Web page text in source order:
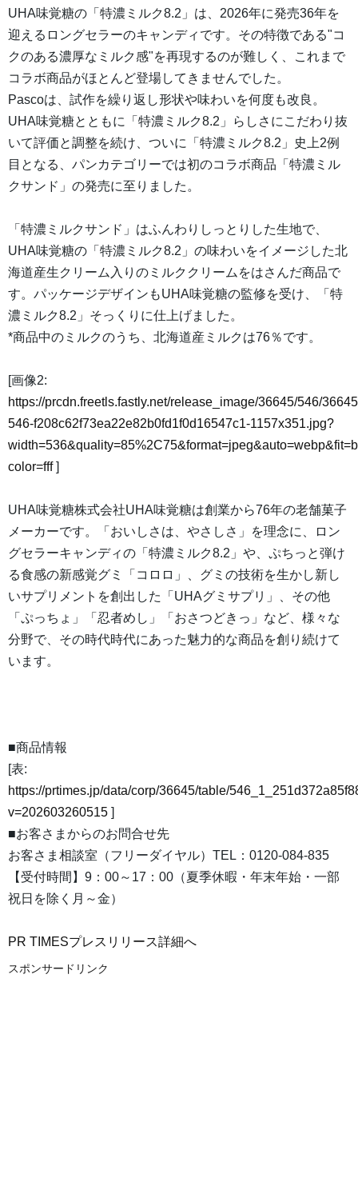
UHA味覚糖の「特濃ミルク8.2」は、2026年に発売36年を
迎えるロングセラーのキャンディです。その特徴である"コ
クのある濃厚なミルク感"を再現するのが難しく、これまで
コラボ商品がほとんど登場してきませんでした。
Pascoは、試作を繰り返し形状や味わいを何度も改良。
UHA味覚糖とともに「特濃ミルク8.2」らしさにこだわり抜
いて評価と調整を続け、ついに「特濃ミルク8.2」史上2例
目となる、パンカテゴリーでは初のコラボ商品「特濃ミル
クサンド」の発売に至りました。
「特濃ミルクサンド」はふんわりしっとりした生地で、
UHA味覚糖の「特濃ミルク8.2」の味わいをイメージした北
海道産生クリーム入りのミルククリームをはさんだ商品で
す。パッケージデザインもUHA味覚糖の監修を受け、「特
濃ミルク8.2」そっくりに仕上げました。
*商品中のミルクのうち、北海道産ミルクは76％です。
[画像2:
https://prcdn.freetls.fastly.net/release_image/36645/546/
546-f208c62f73ea22e82b0fd1f0d16547c1-1157x351.jpg?
color=fff]
UHA味覚糖株式会社UHA味覚糖は創業から76年の老舗菓子
メーカーです。「おいしさは、やさしさ」を理念に、ロン
グセラーキャンディの「特濃ミルク8.2」や、ぷちっと弾け
る食感の新感覚グミ「コロロ」、グミの技術を生かし新し
いサプリメントを創出した「UHAグミサプリ」、その他
「ぷっちょ」「忍者めし」「おさつどきっ」など、様々な
分野で、その時代時代にあった魅力的な商品を創り続けて
います。
■商品情報
[表:
https://prtimes.jp/data/corp/36645/table/
v=202603260515 ]
■お客さまからのお問合せ先
お客さま相談室（フリーダイヤル）TEL：0120-084-835
【受付時間】9：00～17：00（夏季休暇・年末年始・一部
祝日を除く月～金）
PR TIMESプレスリリース詳細へ
スポンサードリンク